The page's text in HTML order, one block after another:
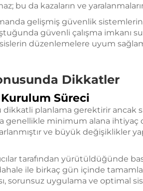
bu da kazaların ve
gelişmiş güvenlik
güvenli çalışma imkanı
düzenlemelere uyum
Dikkatler
Süreci
planlama gerektirir ancak
genellikle minimum alana ihtiyaç
ve büyük değişiklikler
tarafından yürütüldüğünde
ile birkaç gün içinde
sorunsuz uygulama ve optimal